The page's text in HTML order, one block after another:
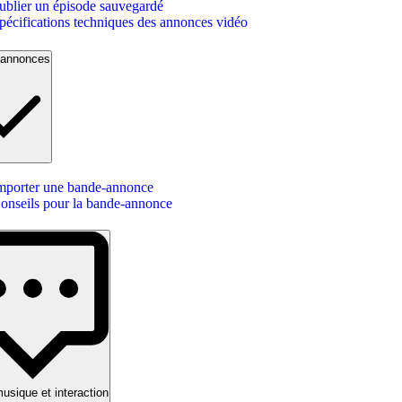
un épisode sauvegardé
techniques des annonces vidéo
une bande-annonce
pour la bande-annonce
et interaction